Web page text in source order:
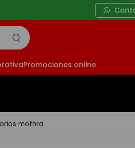
Promociones online
mothra